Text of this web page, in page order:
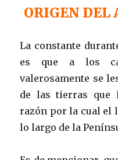
ORIGEN DEL
La constante
es que a los
valerosamente se
de las tierras que
razón por la cual el
lo largo de la